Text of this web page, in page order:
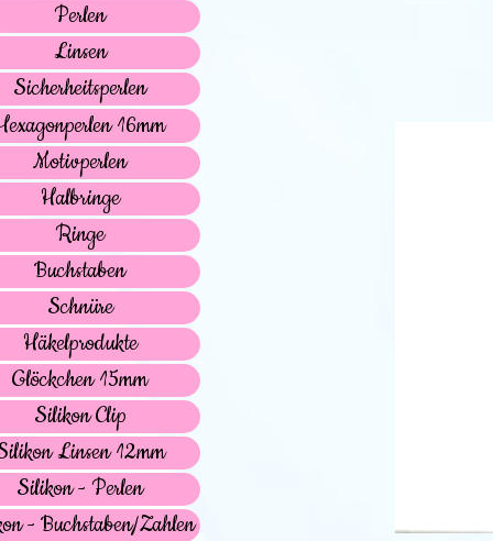
Perlen
Linsen
Sicherheitsperlen
16mm
Motivperlen
Halbringe
Ringe
Buchstaben
Schnüre
Häkelprodukte
Glöckchen 15mm
Silikon Clip
Linsen 12mm
Silikon - Perlen
- Buchstaben/Zahlen